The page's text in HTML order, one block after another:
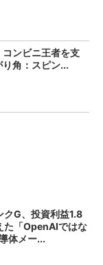
ンビニ王者を支
角：スピン...
クG、投資利益1.8
た「OpenAIではな
体メー...